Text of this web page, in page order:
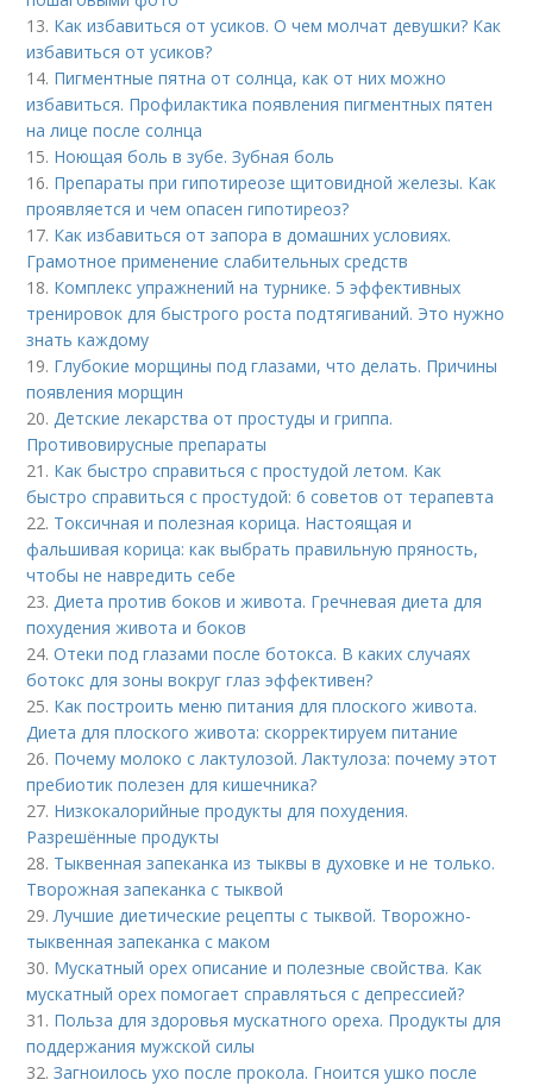
13. Как избавиться от усиков. О чем молчат девушки? Как
избавиться от усиков?
14. Пигментные пятна от солнца, как от них можно
избавиться. Профилактика появления пигментных пятен
на лице после солнца
15. Ноющая боль в зубе. Зубная боль
16. Препараты при гипотиреозе щитовидной железы. Как
проявляется и чем опасен гипотиреоз?
17. Как избавиться от запора в домашних условиях.
Грамотное применение слабительных средств
18. Комплекс упражнений на турнике. 5 эффективных
тренировок для быстрого роста подтягиваний. Это нужно
знать каждому
19. Глубокие морщины под глазами, что делать. Причины
появления морщин
20.Детские лекарства от простуды и гриппа.
Противовирусные препараты
21. Как быстро справиться с простудой летом. Как
быстро справиться с простудой: 6 советов от терапевта
22. Токсичная и полезная корица. Настоящая и
фальшивая корица: как выбрать правильную пряность,
чтобы не навредить себе
23.Диета против боков и живота. Гречневая диета для
похудения живота и боков
24.Отеки под глазами после ботокса. В каких случаях
ботокс для зоны вокруг глаз эффективен?
25. Как построить меню питания для плоского живота.
Диета для плоского живота: скорректируем питание
26. Почему молоко с лактулозой. Лактулоза: почему этот
пребиотик полезен для кишечника?
27. Низкокалорийные продукты для похудения.
Разрешённые продукты
28. Тыквенная запеканка из тыквы в духовке и не только.
Творожная запеканка с тыквой
29.Лучшие диетические рецепты с тыквой. Творожно-
тыквенная запеканка с маком
30. Мускатный орех описание и полезные свойства. Как
мускатный орех помогает справляться с депрессией?
31. Польза для здоровья мускатного ореха. Продукты для
поддержания мужской силы
32.Загноилось ухо после прокола. Гноится ушко после